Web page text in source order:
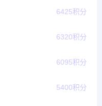
6425积分
6320积分
6095积分
5400积分